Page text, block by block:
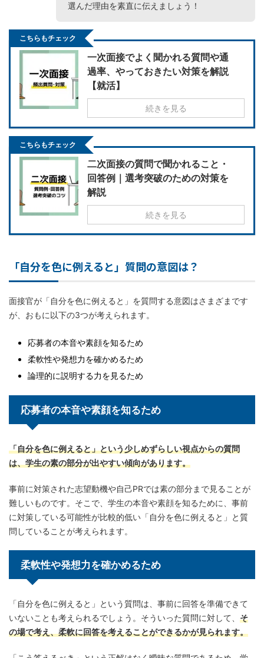
選んだ理由を素直に伝えましょう！
こちらもチェック
一次面接でよく聞かれる質問や通
過率、やっておきたい対策を解説
【就活】
続きを見る
こちらもチェック
二次面接の質問で聞かれること・
回答例｜選考突破のための対策を
解説
続きを見る
「自分を色に例えると」質問の意図は？
面接官が「自分を色に例えると」を質問する意図はさまざまです
が、おもに以下の3つが考えられます。
応募者の本音や素顔を知るため
柔軟性や発想力を確かめるため
論理的に説明する力を見るため
応募者の本音や素顔を知るため
「自分を色に例えると」という少しめずらしい視点からの質問
は、学生の素の部分が出やすい傾向があります。
事前に対策された志望動機や自己PRでは素の部分まで見ることが
難しいものです。そこで、学生の本音や素顔を知るために、事前
に対策している可能性が比較的低い「自分を色に例えると」と質
問していることが考えられます。
柔軟性や発想力を確かめるため
「自分を色に例えると」という質問は、事前に回答を準備できて
いないことも考えられるでしょう。そういった質問に対して、 そ
の場で考え、柔軟に回答を考えることができるかが見られます。